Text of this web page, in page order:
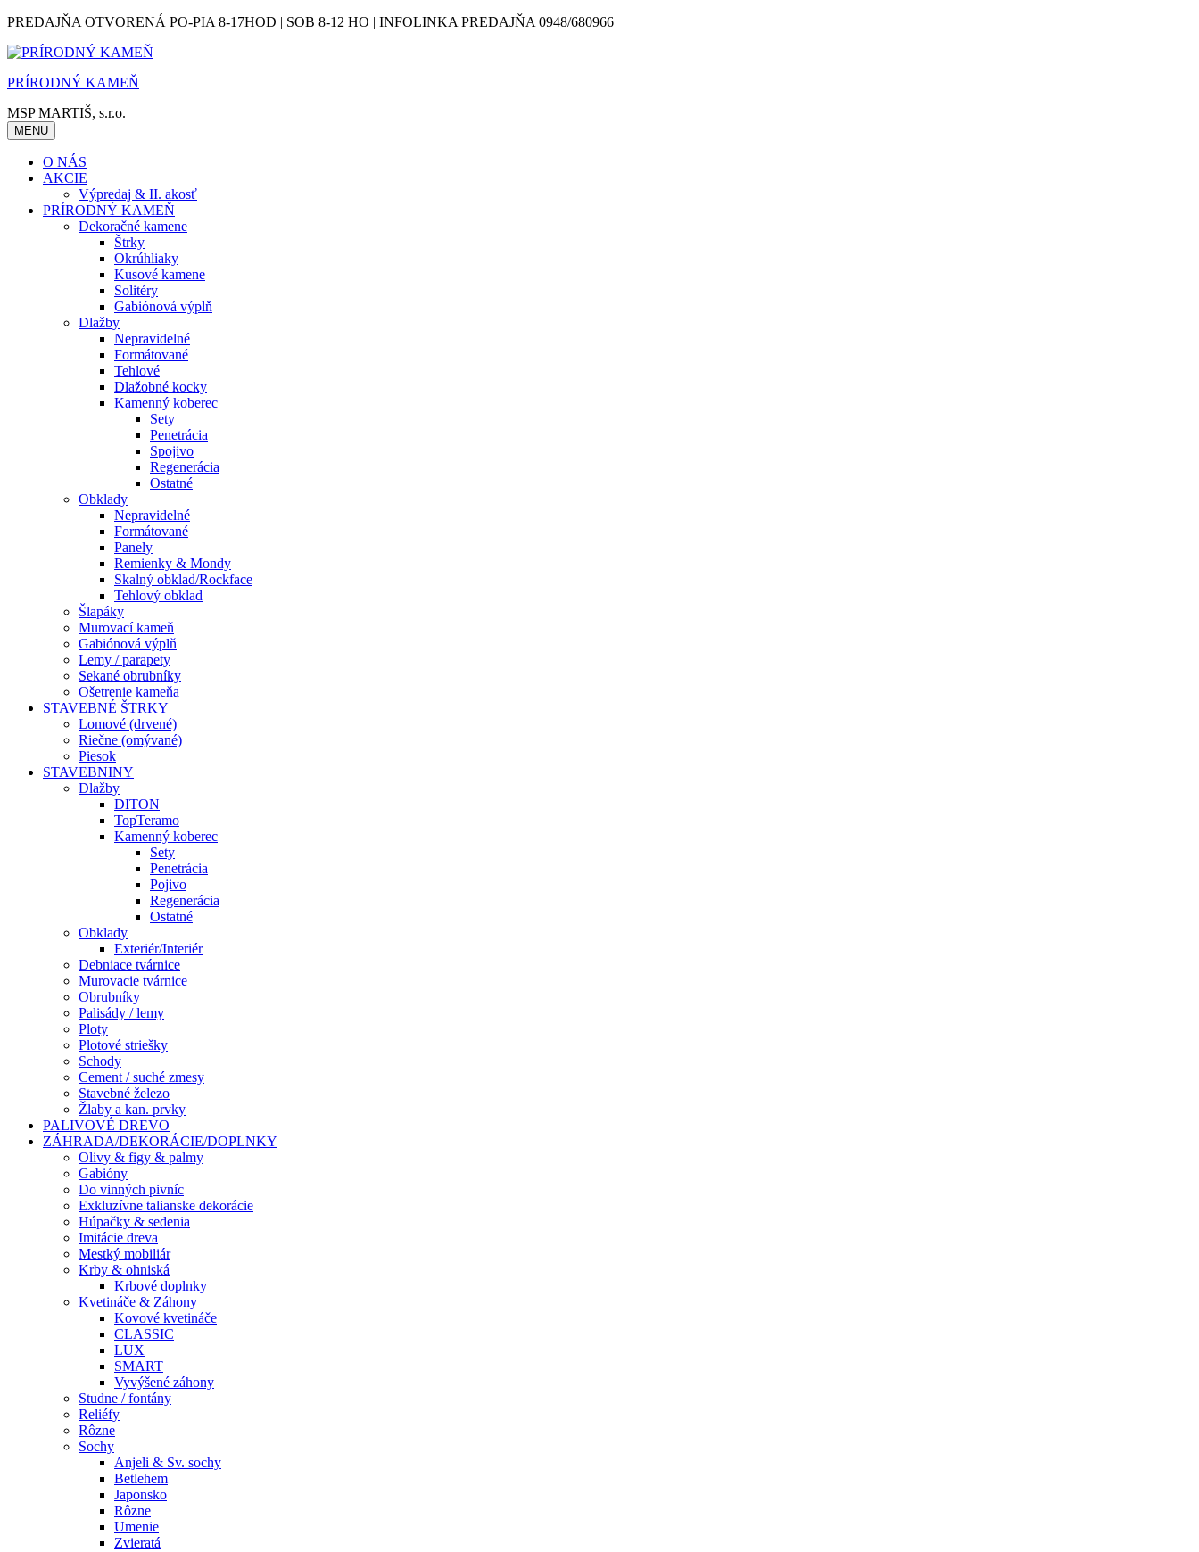
Skip
content
PREDAJŇA OTVORENÁ PO-PIA 8-17HOD | SOB 8-12 HO | INFOLINKA PREDAJŇA 0948/680966
PRÍRODNÝ KAMEŇ
MSP MARTIŠ, s.r.o.
MENU
O NÁS
AKCIE
Výpredaj & II. akosť
PRÍRODNÝ KAMEŇ
Dekoračné kamene
Štrky
Okrúhliaky
Kusové kamene
Solitéry
Gabiónová výplň
Dlažby
Nepravidelné
Formátované
Tehlové
Dlažobné kocky
Kamenný koberec
Sety
Penetrácia
Spojivo
Regenerácia
Ostatné
Obklady
Nepravidelné
Formátované
Panely
Remienky & Mondy
Skalný obklad/Rockface
Tehlový obklad
Šlapáky
Murovací kameň
Gabiónová výplň
Lemy / parapety
Sekané obrubníky
Ošetrenie kameňa
STAVEBNÉ ŠTRKY
Lomové (drvené)
Riečne (omývané)
Piesok
STAVEBNINY
Dlažby
DITON
TopTeramo
Kamenný koberec
Sety
Penetrácia
Pojivo
Regenerácia
Ostatné
Obklady
Exteriér/Interiér
Debniace tvárnice
Murovacie tvárnice
Obrubníky
Palisády / lemy
Ploty
Plotové striešky
Schody
Cement / suché zmesy
Stavebné železo
Žlaby a kan. prvky
PALIVOVÉ DREVO
ZÁHRADA/DEKORÁCIE/DOPLNKY
Olivy & figy & palmy
Gabióny
Do vinných pivníc
Exkluzívne talianske dekorácie
Húpačky & sedenia
Imitácie dreva
Mestký mobiliár
Krby & ohniská
Krbové doplnky
Kvetináče & Záhony
Kovové kvetináče
CLASSIC
LUX
SMART
Vyvýšené záhony
Studne / fontány
Reliéfy
Rôzne
Sochy
Anjeli & Sv. sochy
Betlehem
Japonsko
Rôzne
Umenie
Zvieratá